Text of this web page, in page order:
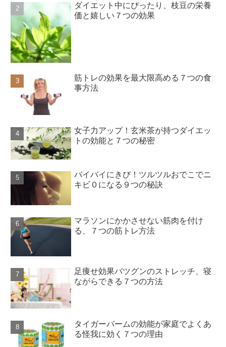
ダイエット中にぴったり、枝豆の栄養
価と嬉しい７つの効果
筋トレの効果を最大限高める７つの食
事方法
女子力アップ！玄米茶が持つダイエッ
トの効能と７つの秘密
バイバイにきび！ツルツルおでこでニ
キビ０になる９つの秘訣
マラソンにかかさせない筋肉を付け
る、７つの筋トレ方法
足痩せ効果バツグンのストレッチ、寝
ながらできる７つの方法
タイガーバームの効能が家庭でよくあ
る怪我に効く７つの理由